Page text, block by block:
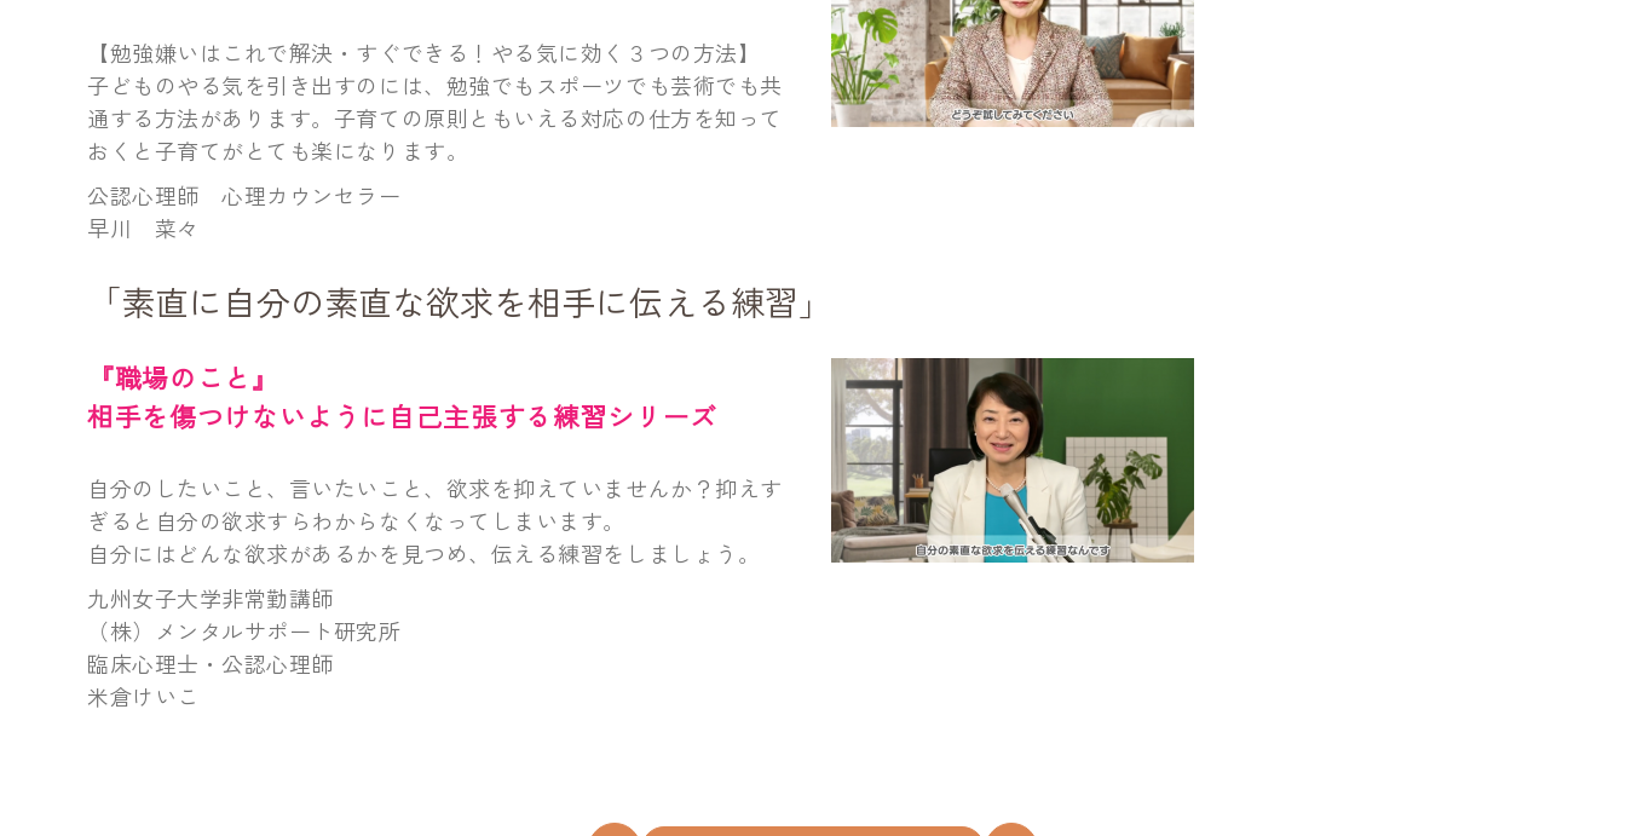
【勉強嫌いはこれで解決・すぐできる！やる気に効く３つの方法】
子どものやる気を引き出すのには、勉強でもスポーツでも芸術でも共
通する方法があります。子育ての原則ともいえる対応の仕方を知って
おくと子育てがとても楽になります。
公認心理師 心理カウンセラー
早川 菜々
「素直に自分の素直な欲求を相手に伝える練習」
『職場のこと』
相手を傷つけないように自己主張する練習シリーズ
自分のしたいこと、言いたいこと、欲求を抑えていませんか？抑えす
ぎると自分の欲求すらわからなくなってしまいます。
自分にはどんな欲求があるかを見つめ、伝える練習をしましょう。
九州女子大学非常勤講師
（株）メンタルサポート研究所
臨床心理士・公認心理師
米倉けいこ